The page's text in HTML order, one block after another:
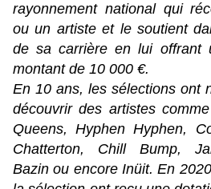
rayonnement national qui
ou un artiste et le soutient
de sa carrière en lui offrant
montant de 10 000 €.
En 10 ans, les sélections ont
découvrir des artistes
Queens, Hyphen Hyphen,
Chatterton, Chill Bump,
Bazin ou encore Inüit. En